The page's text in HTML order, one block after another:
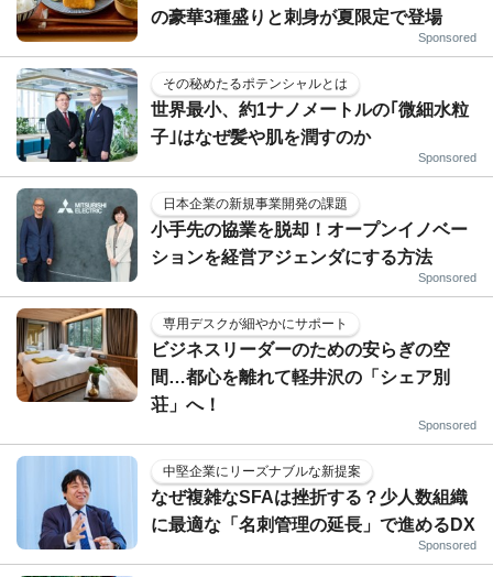
の豪華3種盛りと刺身が夏限定で登場
Sponsored
その秘めたるポテンシャルとは
世界最小、約1ナノメートルの｢微細水粒
子｣はなぜ髪や肌を潤すのか
Sponsored
日本企業の新規事業開発の課題
小手先の協業を脱却！オープンイノベー
ションを経営アジェンダにする方法
Sponsored
専用デスクが細やかにサポート
ビジネスリーダーのための安らぎの空
間…都心を離れて軽井沢の「シェア別
荘」へ！
Sponsored
中堅企業にリーズナブルな新提案
なぜ複雑なSFAは挫折する？少人数組織
に最適な「名刺管理の延長」で進めるDX
Sponsored